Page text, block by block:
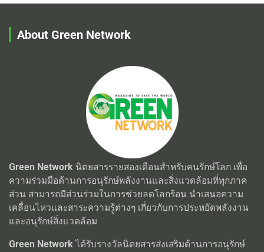
About Green Network
Green Network นิตยสารรายสองเดือนสำหรับคนรักษ์โลก เพื่อ
ความร่วมมือด้านการอนุรักษ์พลังงานและสิ่งแวดล้อมที่ทุกภาค
ส่วน สามารถมีส่วนร่วมในการช่วยลดโลกร้อน นำเสนอความ
เคลื่อนไหวและสาระความรู้ต่างๆ เกี่ยวกับการประหยัดพลังงาน
และอนุรักษ์สิ่งแวดล้อม
Green Networkได้รับรางวัลนิตยสารส่งเสริมด้านการอนุรักษ์